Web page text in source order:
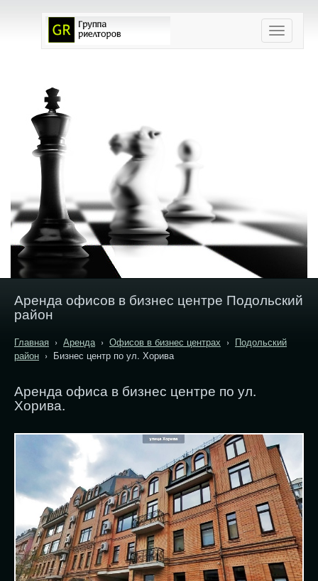
Toggle
navigation
Аренда офисов в бизнес центре Подольский
район
Главная › Аренда› Офисов в бизнес центрах › Подольский
район › Бизнес центр по ул. Хорива
Аренда офиса в бизнес центре по ул.
Хорива.